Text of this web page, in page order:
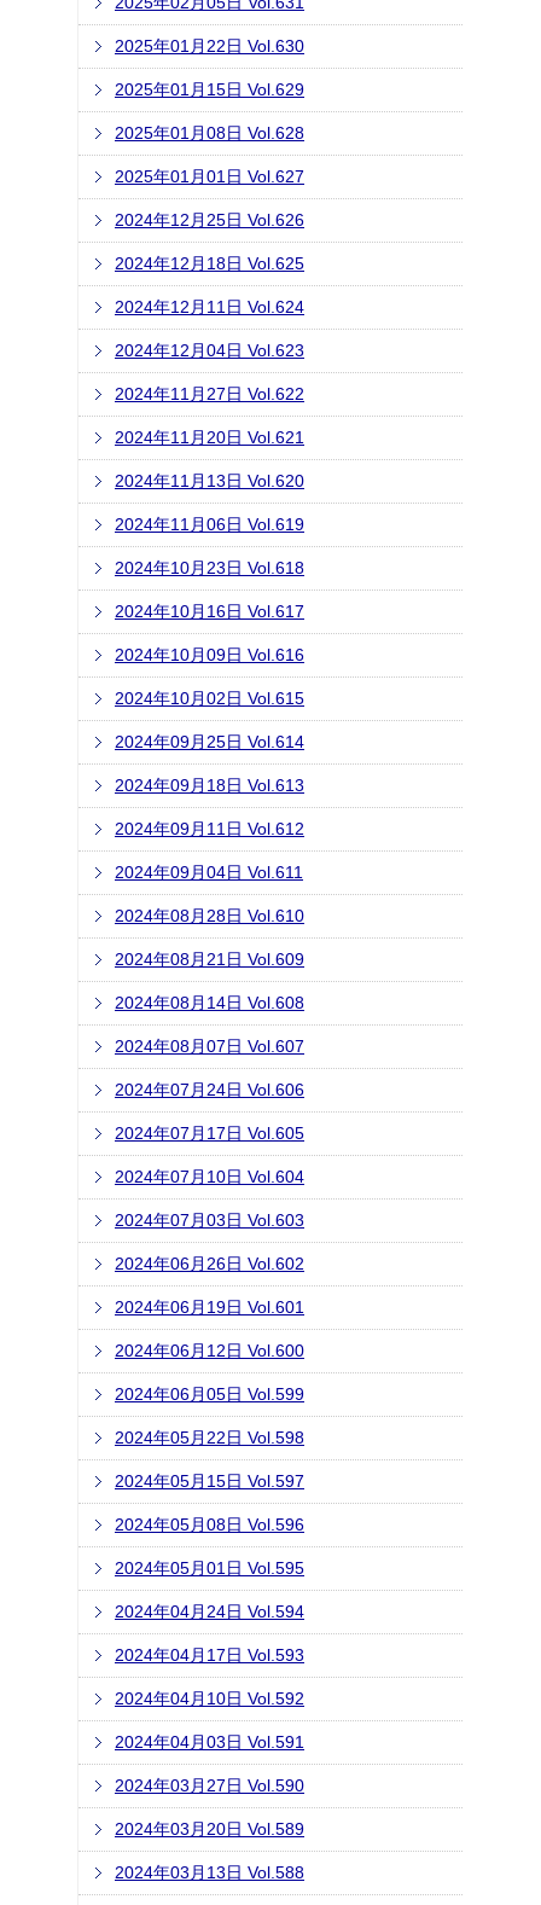
2025年01月22日 Vol.630
2025年01月15日 Vol.629
2025年01月08日 Vol.628
2025年01月01日 Vol.627
2024年12月25日 Vol.626
2024年12月18日 Vol.625
2024年12月11日 Vol.624
2024年12月04日 Vol.623
2024年11月27日 Vol.622
2024年11月20日 Vol.621
2024年11月13日 Vol.620
2024年11月06日 Vol.619
2024年10月23日 Vol.618
2024年10月16日 Vol.617
2024年10月09日 Vol.616
2024年10月02日 Vol.615
2024年09月25日 Vol.614
2024年09月18日 Vol.613
2024年09月11日 Vol.612
2024年09月04日 Vol.611
2024年08月28日 Vol.610
2024年08月21日 Vol.609
2024年08月14日 Vol.608
2024年08月07日 Vol.607
2024年07月24日 Vol.606
2024年07月17日 Vol.605
2024年07月10日 Vol.604
2024年07月03日 Vol.603
2024年06月26日 Vol.602
2024年06月19日 Vol.601
2024年06月12日 Vol.600
2024年06月05日 Vol.599
2024年05月22日 Vol.598
2024年05月15日 Vol.597
2024年05月08日 Vol.596
2024年05月01日 Vol.595
2024年04月24日 Vol.594
2024年04月17日 Vol.593
2024年04月10日 Vol.592
2024年04月03日 Vol.591
2024年03月27日 Vol.590
2024年03月20日 Vol.589
2024年03月13日 Vol.588